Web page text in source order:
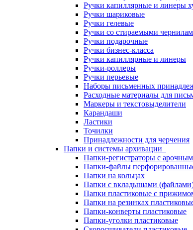
Ручки капиллярные и линеры
Ручки шариковые
Ручки гелевые
Ручки со стираемыми
Ручки подарочные
Ручки бизнес-класса
Ручки капиллярные и линеры
Ручки-роллеры
Ручки перьевые
Наборы письменных
Расходные материалы для
Маркеры и текстовыделители
Карандаши
Ластики
Точилки
Принадлежности для черчения
Папки и системы архивации
Папки-регистраторы с
Папки-файлы
Папки на кольцах
Папки с вкладышами
Папки пластиковые с
Папки на резинках
Папки-конверты пластиковые
Папки-уголки пластиковые